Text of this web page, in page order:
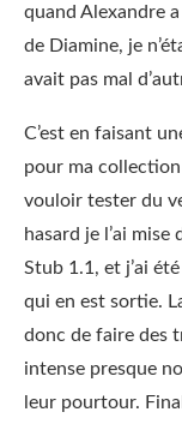
quand Alexandre
de Diamine, je
avait pas mal
C’est en faisant
pour ma collection
vouloir tester du
hasard je l’ai
Stub 1.1, et j’ai
qui en est sortie.
donc de faire des
intense presque
leur pourtour.